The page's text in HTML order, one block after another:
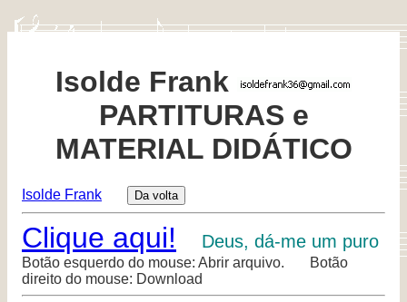
Isolde Frank
PARTITURAS e
MATERIAL DIDÁTICO
Isolde Frank
Clique aqui! Deus, dá-me um puro
Botão esquerdo do mouse: Abrir arquivo. Botão
direito do mouse: Download